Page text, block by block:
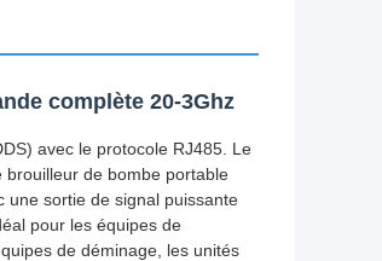
complète 20-3Ghz
avec le protocole RJ485. Le
de bombe portable
une sortie de signal puissante
pour les équipes de
de déminage, les unités